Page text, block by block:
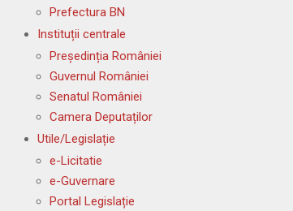
Prefectura BN
Instituții centrale
Președinția României
Guvernul României
Senatul României
Camera Deputaților
Utile/Legislație
e-Licitatie
e-Guvernare
Portal Legislație